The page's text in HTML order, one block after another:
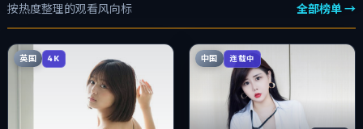
按热度整理的观看风向标 全部榜单 →
英国 4K 中国 连载中